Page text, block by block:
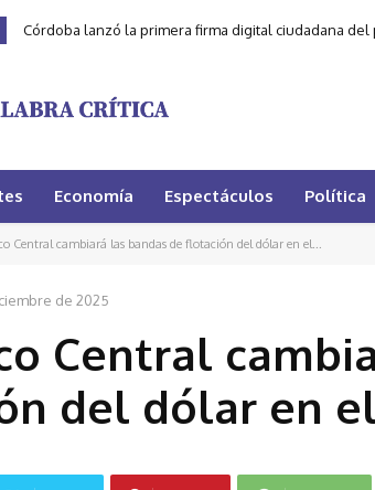
Córdoba lanzó la primera firma digital ciudadana del
Economía Espectáculos Política
Central cambiará las bandas de flotación del dólar en el...
de 2025
Central
del dólar en